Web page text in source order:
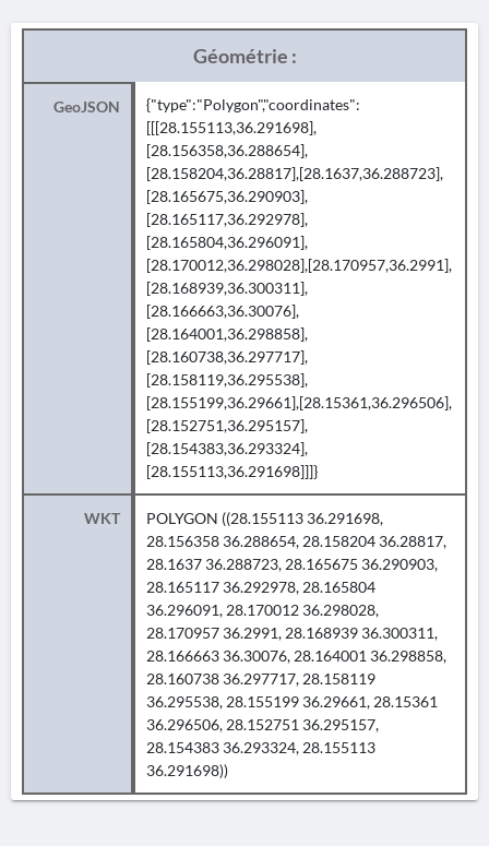
Géométrie :
GeoJSON
{"type":"Polygon","coordinates":
[[[28.155113,36.291698],
[28.156358,36.288654],
[28.158204,36.28817],[28.1637,36.288723],
[28.165675,36.290903],
[28.165117,36.292978],
[28.165804,36.296091],
[28.170012,36.298028],[28.170957,36.2991],
[28.168939,36.300311],
[28.166663,36.30076],
[28.164001,36.298858],
[28.160738,36.297717],
[28.158119,36.295538],
[28.155199,36.29661],[28.15361,36.296506],
[28.152751,36.295157],
[28.154383,36.293324],
[28.155113,36.291698]]]}
WKT
POLYGON ((28.155113 36.291698,
28.156358 36.288654, 28.158204 36.28817,
28.1637 36.288723, 28.165675 36.290903,
28.165117 36.292978, 28.165804
36.296091, 28.170012 36.298028,
28.170957 36.2991, 28.168939 36.300311,
28.166663 36.30076, 28.164001 36.298858,
28.160738 36.297717, 28.158119
36.295538, 28.155199 36.29661, 28.15361
36.296506, 28.152751 36.295157,
28.154383 36.293324, 28.155113
36.291698))